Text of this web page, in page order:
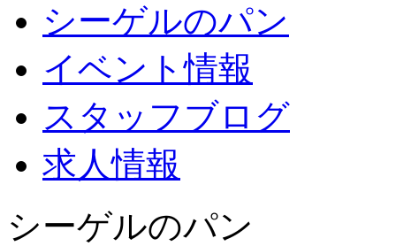
シーゲルのパン
イベント情報
スタッフブログ
求人情報
シーゲルのパン